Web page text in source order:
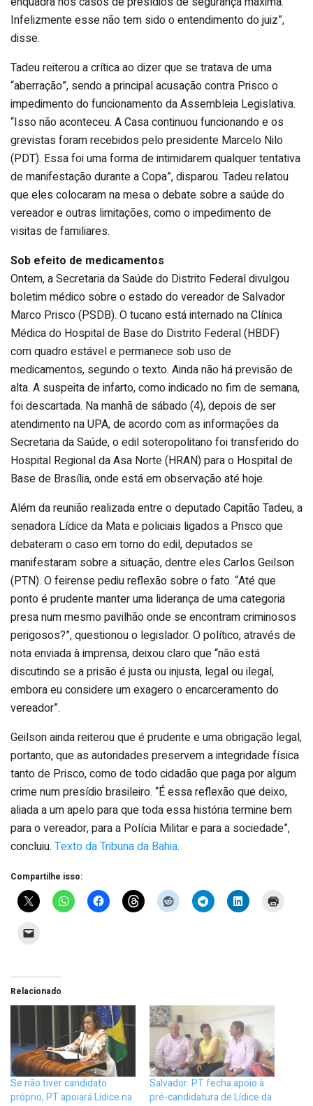
Infelizmente esse não tem sido o entendimento do juiz”,
disse.
Tadeu reiterou a crítica ao dizer que se tratava de uma
“aberração”, sendo a principal acusação contra Prisco o
impedimento do funcionamento da Assembleia Legislativa.
“Isso não aconteceu. A Casa continuou funcionando e os
grevistas foram recebidos pelo presidente Marcelo Nilo
(PDT). Essa foi uma forma de intimidarem qualquer tentativa
de manifestação durante a Copa”, disparou. Tadeu relatou
que eles colocaram na mesa o debate sobre a saúde do
vereador e outras limitações, como o impedimento de
visitas de familiares.
Sob efeito de medicamentos
Ontem, a Secretaria da Saúde do Distrito Federal divulgou
boletim médico sobre o estado do vereador de Salvador
Marco Prisco (PSDB). O tucano está internado na Clínica
Médica do Hospital de Base do Distrito Federal (HBDF)
com quadro estável e permanece sob uso de
medicamentos, segundo o texto. Ainda não há previsão de
alta. A suspeita de infarto, como indicado no fim de semana,
foi descartada. Na manhã de sábado (4), depois de ser
atendimento na UPA, de acordo com as informações da
Secretaria da Saúde, o edil soteropolitano foi transferido do
Hospital Regional da Asa Norte (HRAN) para o Hospital de
Base de Brasília, onde está em observação até hoje.
Além da reunião realizada entre o deputado Capitão Tadeu, a
senadora Lídice da Mata e policiais ligados a Prisco que
debateram o caso em torno do edil, deputados se
manifestaram sobre a situação, dentre eles Carlos Geilson
(PTN). O feirense pediu reflexão sobre o fato. “Até que
ponto é prudente manter uma liderança de uma categoria
presa num mesmo pavilhão onde se encontram criminosos
perigosos?”, questionou o legislador. O político, através de
nota enviada à imprensa, deixou claro que “não está
discutindo se a prisão é justa ou injusta, legal ou ilegal,
embora eu considere um exagero o encarceramento do
vereador”.
Geilson ainda reiterou que é prudente e uma obrigação legal,
portanto, que as autoridades preservem a integridade física
tanto de Prisco, como de todo cidadão que paga por algum
crime num presídio brasileiro. “É essa reflexão que deixo,
aliada a um apelo para que toda essa história termine bem
para o vereador, para a Polícia Militar e para a sociedade”,
concluiu. Texto da Tribuna da Bahia.
Compartilhe isso:
Relacionado
Se não tiver candidato
próprio, PT apoiará Lídice na
Salvador: PT fecha apoio à
pré-candidatura de Lídice da